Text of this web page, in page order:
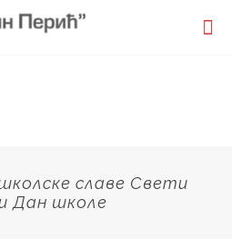
славе Свети
Дан школе